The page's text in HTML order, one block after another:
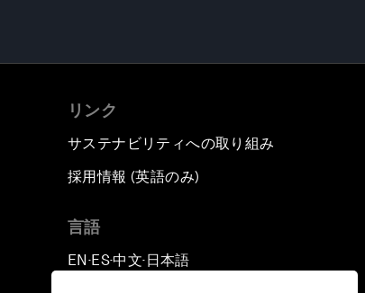
リンク
サステナビリティへの取り組み
採用情報 (英語のみ)
言語
EN ▪ ES▪中文▪ 日本語